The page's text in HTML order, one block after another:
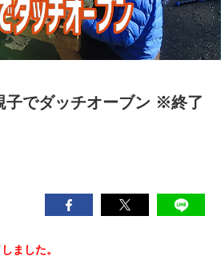
子でダッチオーブン ※終了
ました。